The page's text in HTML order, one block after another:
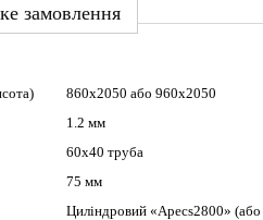
замовлення
860х2050 або 960х2050
1.2 мм
60х40 труба
75 мм
Циліндровий «Аpecs2800»